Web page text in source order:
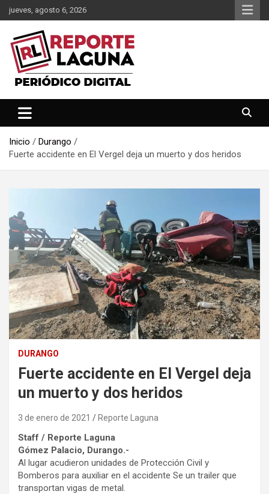
Saltar
al
contenido
jueves, agosto 6, 2026
Reporte Laguna
Inicio
Durango
Fuerte accidente en El Vergel deja un muerto y dos heridos
DURANGO
Fuerte accidente en El Vergel deja
un muerto y dos heridos
3 de enero de 2021 Reporte Laguna
Staff / Reporte Laguna
Gómez Palacio, Durango.-
Al lugar acudieron unidades de Protección Civil y
Bomberos para auxiliar en el accidente Se un trailer que
transportan vigas de metal.